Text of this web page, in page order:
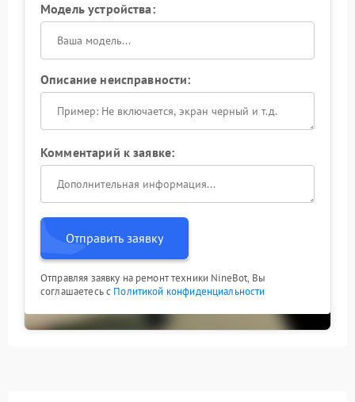
Модель устройства:
Описание неисправности:
Комментарий к заявке:
Отправить заявку
Отправляя заявку на ремонт техники NineBot, Вы
соглашаетесь с Политикой конфиденциальности